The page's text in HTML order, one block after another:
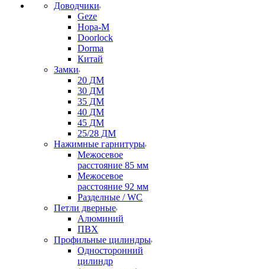
Доводчики
Geze
Нора-М
Doorlock
Dorma
Китай
Замки
20 ДМ
30 ДМ
35 ДМ
40 ДМ
45 ДМ
25/28 ДМ
Нажимные гарнитуры
Межосевое
расстояние 85 мм
Межосевое
расстояние 92 мм
Разделные / WC
Петли дверные
Алюминий
ПВХ
Профильные цилиндры
Односторонний
цилиндр